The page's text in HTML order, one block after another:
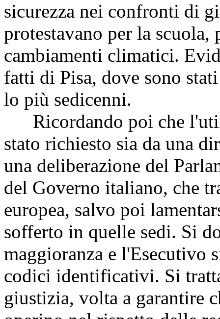
sicurezza nei confronti di
protestavano per la
cambiamenti climatici.
fatti di Pisa, dove sono
lo più sedicenni.
Ricordando poi che
stato richiesto sia da una
una deliberazione del
del Governo italiano, che
europea, salvo poi
sofferto in quelle sedi. Si
maggioranza e
codici identificativi. Si
giustizia, volta a garantire